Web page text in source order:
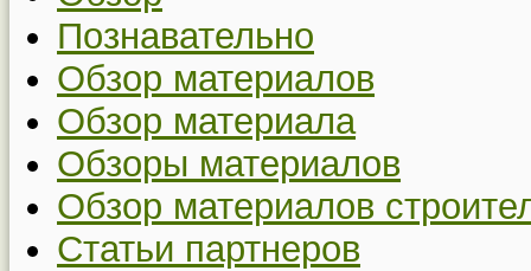
Познавательно
Обзор материалов
Обзор материала
Обзоры материалов
Обзор материалов
Статьи партнеров